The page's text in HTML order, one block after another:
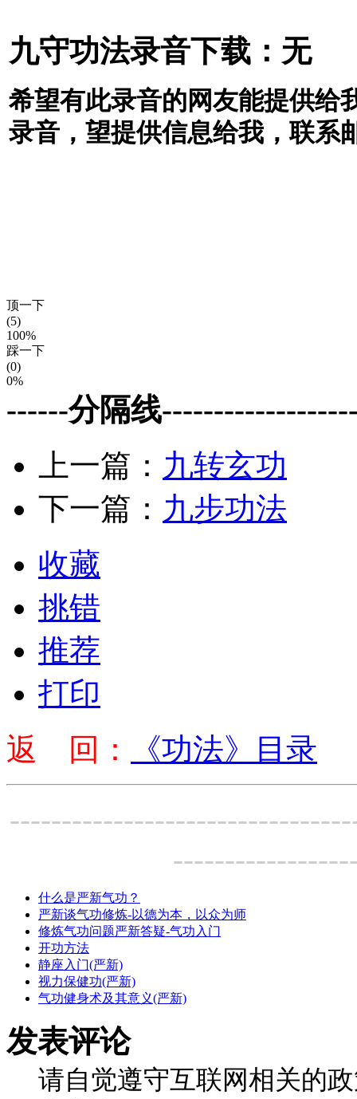
九守功法录音下载：无
希望有此录音的网友能提供给
录音，望提供信息给我，联系
顶一下
(5)
100%
踩一下
(0)
0%
------分隔线
上一篇： 九转玄功
下一篇： 九步功法
收藏
挑错
推荐
打印
返 回：
《功法》目录
什么是严新气功？
严新谈气功修炼-以德为本，以众为师
修炼气功问题严新答疑-气功入门
开功方法
静座入门(严新)
视力保健功(严新)
气功健身术及其意义(严新)
发表评论
请自觉遵守互联网相关的